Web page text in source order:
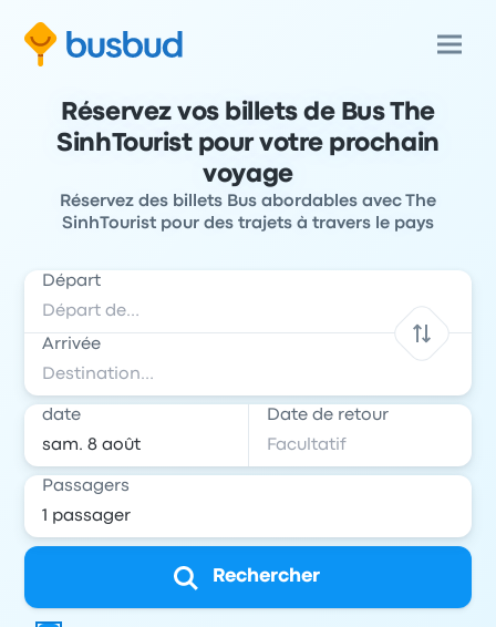
Réservez vos billets de Bus The
SinhTourist pour votre prochain
voyage
Réservez des billets Bus abordables avec The
SinhTourist pour des trajets à travers le pays
Départ
Arrivée
date Date de retour
Passagers
Rechercher